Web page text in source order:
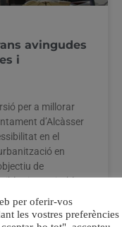
avingudes
i
per a millorar
d’Alcàsser
en el
en
de
i transitables.